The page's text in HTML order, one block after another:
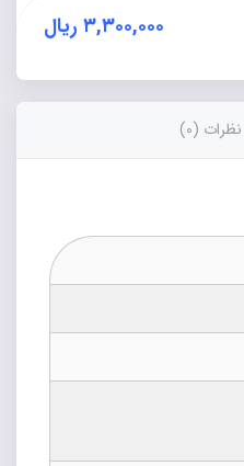
۳,۳۰۰,۰۰۰ ریال
نظرات (0)